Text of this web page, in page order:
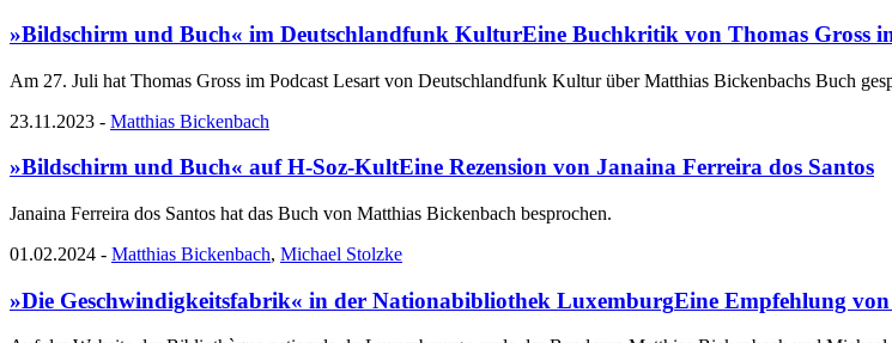
»Bildschirm und Buch« im Deutschlandfunk KulturEine Buchkritik von Thomas Gross
Am 27. Juli hat Thomas Gross im Podcast Lesart von Deutschlandfunk Kultur über Matthias Bickenbachs Buch
23.11.2023 - Matthias Bickenbach
»Bildschirm und Buch« auf H-Soz-KultEine Rezension von Janaina Ferreira dos Santos
Janaina Ferreira dos Santos hat das Buch von Matthias Bickenbach besprochen.
01.02.2024 - Matthias Bickenbach, Michael Stolzke
»Die Geschwindigkeitsfabrik« in der Nationabibliothek LuxemburgEine Empfehlung